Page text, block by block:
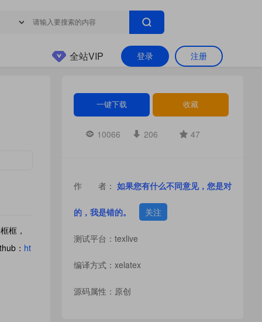
登录 注册
全站VIP
框，
： ht
一键下载 收藏
10066 206 47
作 者： 如果您有什么不同意见，您是对
的，我是错的。 关注
测试平台：texlive
编译方式：xelatex
源码属性：原创